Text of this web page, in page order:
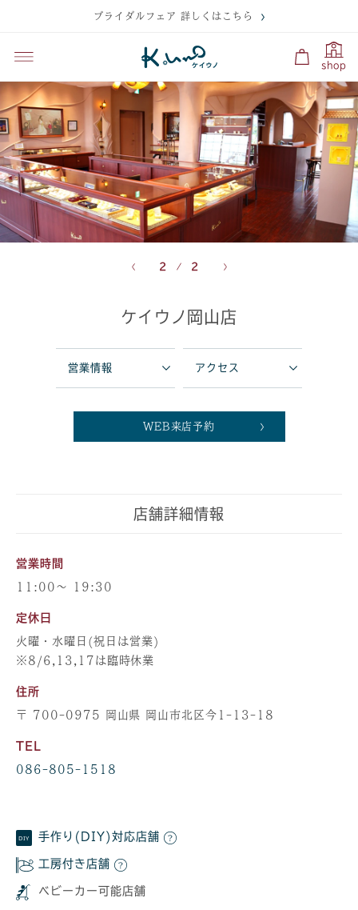
ブライダルフェア 詳しくはこちら
shop
2 2
ケイウノ岡山店
営業情報 アクセス
WEB来店予約
店舗詳細情報
営業時間
11:00～ 19:30
定休日
火曜・水曜日(祝日は営業)
※8/6,13,17は臨時休業
住所
〒 700-0975 岡山県 岡山市北区今1-13-18
TEL
086-805-1518
手作り(DIY)対応店舗
工房付き店舗
ベビーカー可能店舗